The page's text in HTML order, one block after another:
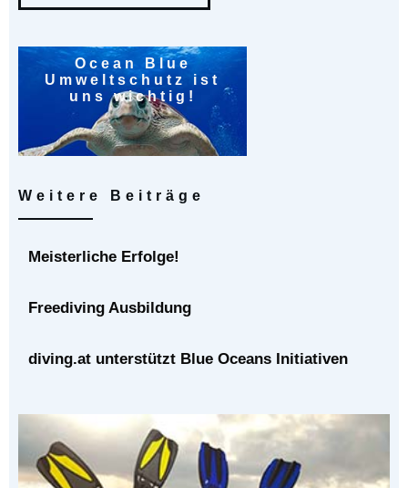
Ocean Blue
Umweltschutz ist
uns wichtig!
Weitere Beiträge
Meisterliche Erfolge!
Freediving Ausbildung
diving.at unterstützt Blue Oceans Initiativen